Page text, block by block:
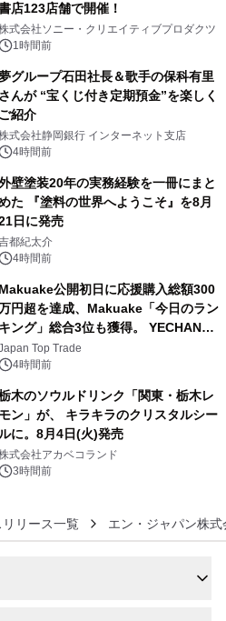
店123店舗で開催！
式会社ソニー・クリエイティブプロダクツ
1時間前
グループ石田社長＆歌手の保科有里
さんが “宝くじ付き定期預金”を楽しく
ご紹介
式会社静岡銀行 インターネット支店
4時間前
壁塗装20年の実務経験を一冊にまと
た 『塗料の世界へようこそ』を8月
日に発売
都紀太介
4時間前
Makuake公開初日に応援購入総額300
円超を達成、Makuake「今日のラン
キング」総合3位も獲得。 YECHAN音
浴シンギングボウル第2弾の大型サイ
（XL・2XL・3XL）を先行販売中
Top Trade
4時間前
木のソウルドリンク「関東・栃木レ
モン」が、 キラキラのクリスタルシー
ルに。8月4日(火)発売
式会社アカベコランド
3時間前
リース一覧 エン・ジャパン株式